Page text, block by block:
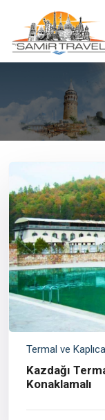
Termal ve
Kazdağı
Konaklamalı